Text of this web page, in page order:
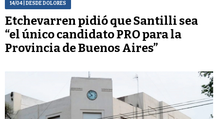
14/04| DESDE DOLORES
Etchevarren pidió que Santilli sea
“el único candidato PRO para la
Provincia de Buenos Aires”